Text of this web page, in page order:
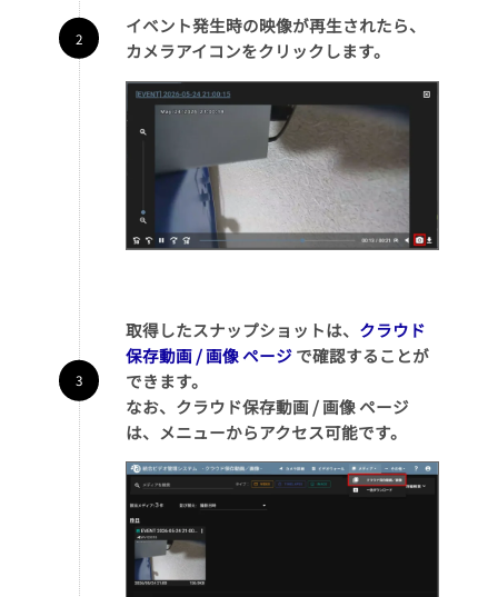
イベント発生時の映像が再生されたら、
カメラアイコンをクリックします。
取得したスナップショットは、 クラウド
保存動画 / 画像 ページで確認することが
できます。
なお、クラウド保存動画 / 画像 ページ
は、メニューからアクセス可能です。